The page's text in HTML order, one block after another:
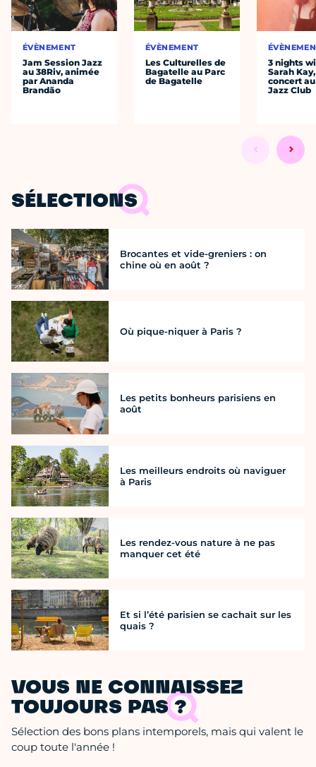
ÉVÈNEMENT
Jam Session Jazz
au 38Riv, animée
par Ananda
Brandão
ÉVÈNEMENT
Les Culturelles de
Bagatelle au Parc
de Bagatelle
3 nights
Sarah
concert
Jazz Club
SÉLECTIONS
Brocantes et vide-greniers : on
chine où en août ?
Où pique-niquer à Paris ?
Les petits bonheurs parisiens en
août
Les meilleurs endroits où naviguer
à Paris
Les rendez-vous nature à ne pas
manquer cet été
Et si l’été parisien se cachait sur les
quais ?
VOUS NE CONNAISSEZ
TOUJOURS PAS ?
Sélection des bons plans intemporels, mais qui valent le
coup toute l'année !